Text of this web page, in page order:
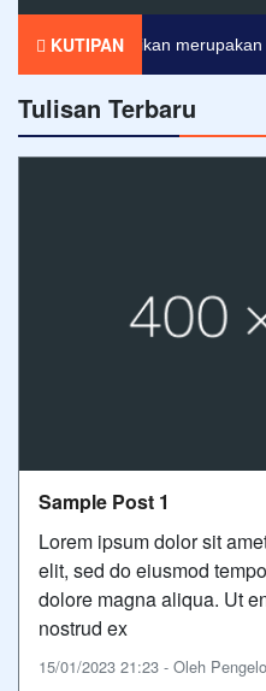
KUTIPAN
Pendidikan merupakan
Tulisan Terbaru
Sample Post 1
Lorem ipsum dolor sit
elit, sed do eiusmod
dolore magna aliqua. Ut
nostrud ex
15/01/2023 21:23 - Oleh